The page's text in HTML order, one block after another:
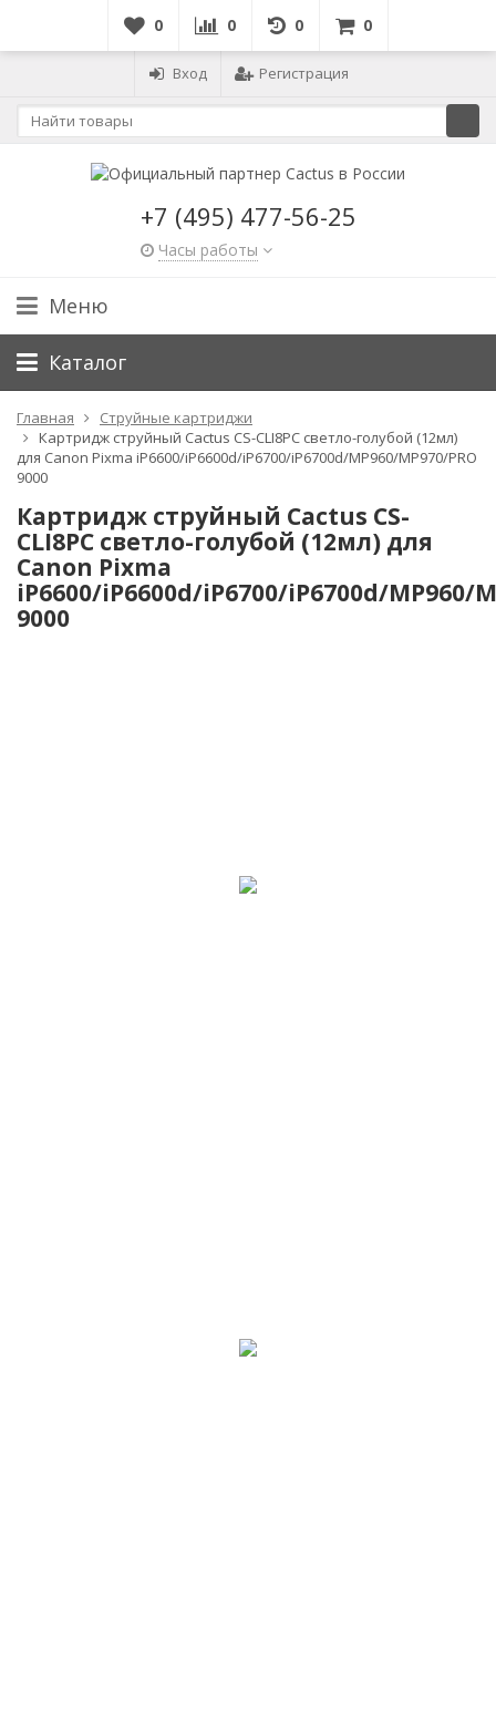
0 0 0 0
Вход Регистрация
+7 (495) 477-56-25
Часы работы
Меню
Каталог
Главная
Струйные картриджи
Картридж струйный Cactus CS-CLI8PC светло-голубой (12мл)
для Canon Pixma iP6600/iP6600d/iP6700/iP6700d/MP960/MP970/PRO
9000
Картридж струйный Cactus CS-
CLI8PC светло-голубой (12мл) для
Canon Pixma
iP6600/iP6600d/iP6700/iP6700d/MP960/
9000